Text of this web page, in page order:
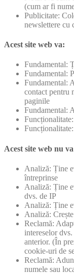
(cum ar fi
Publicitate:
newslettere cu
Acest site web va:
Fundamental:
Fundamental:
Fundamental:
contact pentru
paginile
Fundamental:
Acest site web nu
Analiză: Ține
întreprinse
Analiză: Ține
dvs. de IP
Analiză: Ține
Analiză:
Reclamă:
intereselor
anterior. (În
cookie-uri de
Reclamă:
numele sau